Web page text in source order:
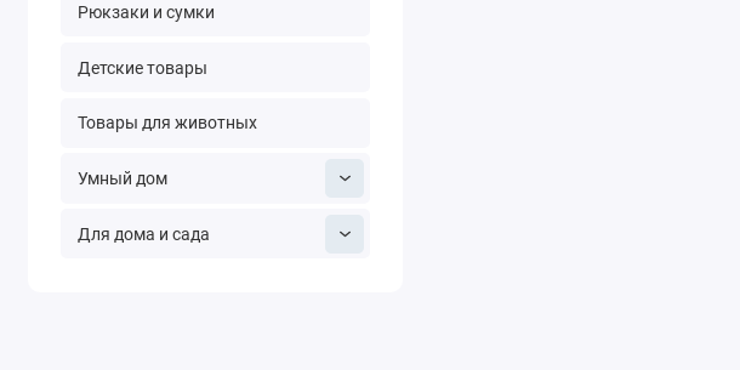
Рюкзаки и сумки
Детские товары
Товары для животных
Умный дом
Для дома и сада